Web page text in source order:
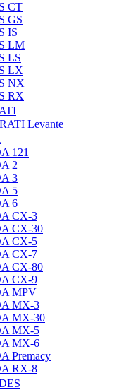
CT
GS
IS
LM
LS
LX
NX
RX
Levante
121
2
3
5
6
CX-3
CX-30
CX-5
CX-7
CX-80
CX-9
MPV
MX-3
MX-30
MX-5
MX-6
Premacy
RX-8